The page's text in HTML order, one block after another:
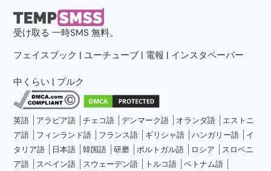
受け取る一時SMS 無料。
フェイスブック |ユーチューブ | 電報 | インスタペーパー
中くらい | プルク
英語 アラビア語 チェコ語 デンマーク語 オランダ語
エストニ
ア語
フィンランド語 フランス語 ギリシャ語 ハンガリー語
イ
タリア語
日本語 韓国語 研磨 ポルトガル語 ロシア
スロベニ
ア語
スペイン語 スウェーデン語 トルコ語
ベトナム語